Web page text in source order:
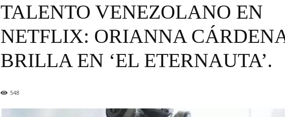
TALENTO VENEZOLANO EN
NETFLIX: ORIANNA
BRILLA EN ‘EL ETERNAUTA’.
548